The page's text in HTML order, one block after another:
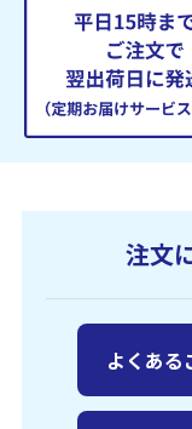
注文
よくある